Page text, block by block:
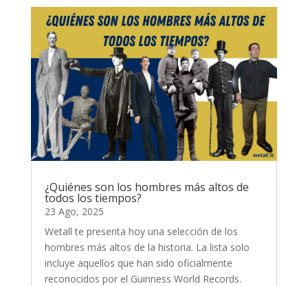
¿Quiénes son los hombres más altos de
todos los tiempos?
23 Ago, 2025
Wetall te presenta hoy una selección de los
hombres más altos de la historia. La lista solo
incluye aquellos que han sido oficialmente
reconocidos por el Guinness World Records.